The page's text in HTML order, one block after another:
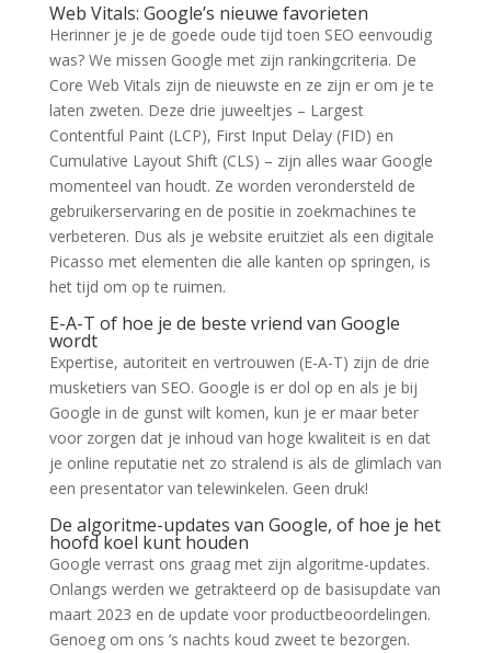
Web Vitals: Google’s nieuwe favorieten
Herinner je je de goede oude tijd toen SEO eenvoudig
was? We missen Google met zijn rankingcriteria. De
Core Web Vitals zijn de nieuwste en ze zijn er om je te
laten zweten. Deze drie juweeltjes – Largest
Contentful Paint (LCP), First Input Delay (FID) en
Cumulative Layout Shift (CLS) – zijn alles waar Google
momenteel van houdt. Ze worden verondersteld de
gebruikerservaring en de positie in zoekmachines te
verbeteren. Dus als je website eruitziet als een digitale
Picasso met elementen die alle kanten op springen, is
het tijd om op te ruimen.
E-A-T of hoe je de beste vriend van Google
wordt
Expertise, autoriteit en vertrouwen (E-A-T) zijn de drie
musketiers van SEO. Google is er dol op en als je bij
Google in de gunst wilt komen, kun je er maar beter
voor zorgen dat je inhoud van hoge kwaliteit is en dat
je online reputatie net zo stralend is als de glimlach van
een presentator van telewinkelen. Geen druk!
De algoritme-updates van Google, of hoe je het
hoofd koel kunt houden
Google verrast ons graag met zijn algoritme-updates.
Onlangs werden we getrakteerd op de basisupdate van
maart 2023 en de update voor productbeoordelingen.
Genoeg om ons ’s nachts koud zweet te bezorgen.